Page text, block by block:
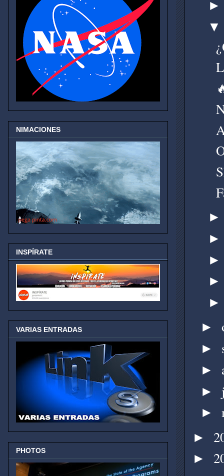
►
►
►
►
►
►
►
NIMACIONES
INSPÍRATE
VARIAS ENTRADAS
PHOTOS